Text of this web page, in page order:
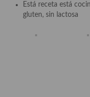
Plato principal
Está receta está
gluten, sin lactosa